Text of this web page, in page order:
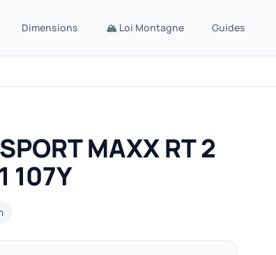
Dimensions 🏔️ Loi Montagne Guides
MAXX RT 2
107Y